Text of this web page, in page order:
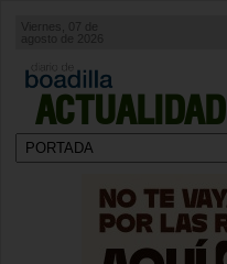
ACTUALIDAD
agosto de 2026